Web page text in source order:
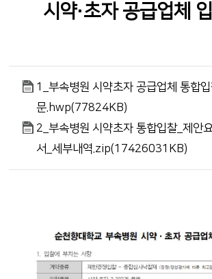
시약·초자 공급업체
1_부속병원 시약초자 공급업체 통합
문.hwp(77824KB)
2_부속병원 시약초자 통합입찰_제안
서_세부내역.zip(17426031KB)